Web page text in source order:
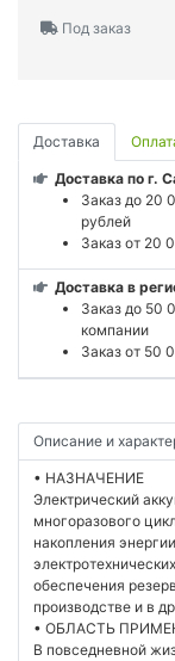
Под заказ
Доставка
Доставка по г.
Заказ до 20
рублей
Заказ от 20
Доставка в
Заказ до 50
компании
Заказ от 50
Описание и
• НАЗНАЧЕНИЕ
Электрический
многоразового
накопления
обеспечения
производстве и в
• ОБЛАСТЬ
В повседневной